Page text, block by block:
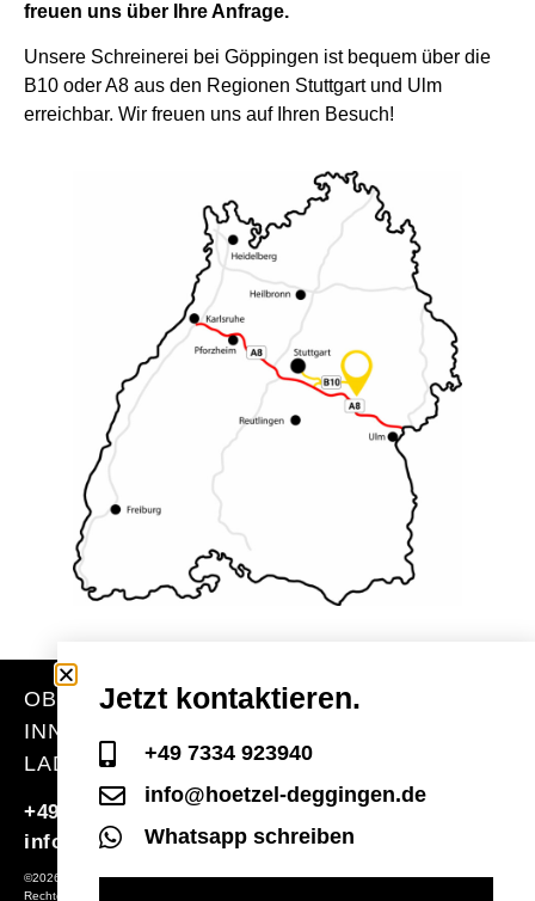
freuen uns über Ihre Anfrage.
Unsere Schreinerei bei Göppingen ist bequem über die
B10 oder A8 aus den Regionen Stuttgart und Ulm
erreichbar. Wir freuen uns auf Ihren Besuch!
OBJEKTEINRICHTUNG
INNENAUSBAU
LADENBAU
+49 7334 923940
info@hoetzel-deggingen.de
©2026 Hoetzel GmbH | Alle
Rechte vorbehalten |
Jetzt kontaktieren.
+49 7334 923940
info@hoetzel-deggingen.de
Whatsapp schreiben